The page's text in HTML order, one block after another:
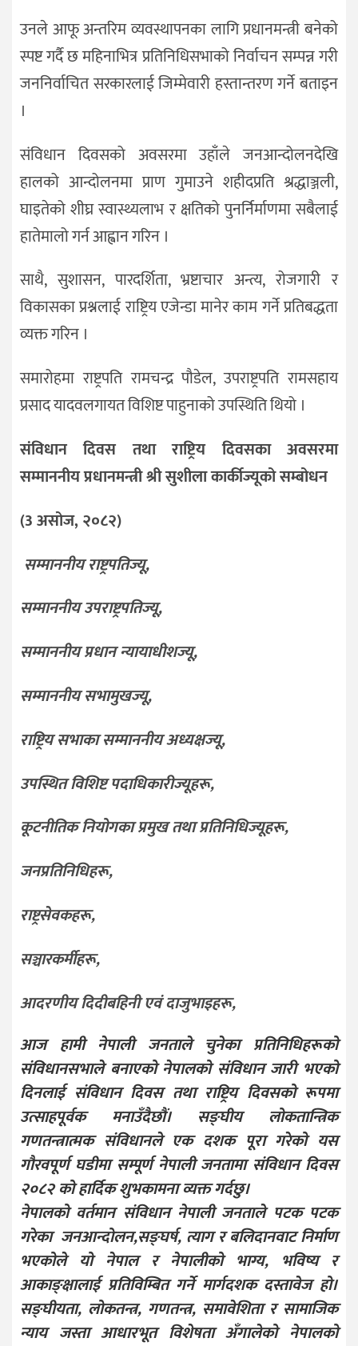
उनले आफू अन्तरिम व्यवस्थापनका लागि प्रधानमन्त्री बनेको
स्पष्ट गर्दै छ महिनाभित्र प्रतिनिधिसभाको निर्वाचन सम्पन्न गरी
जननिर्वाचित सरकारलाई जिम्मेवारी हस्तान्तरण गर्ने बताइन
।
संविधान दिवसको अवसरमा उहाँले जनआन्दोलनदेखि
हालको आन्दोलनमा प्राण गुमाउने शहीदप्रति श्रद्धाञ्जली,
घाइतेको शीघ्र स्वास्थ्यलाभ र क्षतिको पुनर्निर्माणमा सबैलाई
हातेमालो गर्न आह्वान गरिन ।
साथै, सुशासन, पारदर्शिता, भ्रष्टाचार अन्त्य, रोजगारी र
विकासका प्रश्नलाई राष्ट्रिय एजेन्डा मानेर काम गर्ने प्रतिबद्धता
व्यक्त गरिन ।
समारोहमा राष्ट्रपति रामचन्द्र पौडेल, उपराष्ट्रपति रामसहाय
प्रसाद यादवलगायत विशिष्ट पाहुनाको उपस्थिति थियो ।
संविधान दिवस तथा राष्ट्रिय दिवसका अवसरमा
सम्माननीय प्रधानमन्त्री श्री सुशीला कार्कीज्यूको सम्बोधन
(3 असोज, २०८२)
सम्माननीय राष्ट्रपतिज्यू,
सम्माननीय उपराष्ट्रपतिज्यू,
सम्माननीय प्रधान न्यायाधीशज्यू,
सम्माननीय सभामुखज्यू,
राष्ट्रिय सभाका सम्माननीय अध्यक्षज्यू,
उपस्थित विशिष्ट पदाधिकारीज्यूहरू,
कूटनीतिक नियोगका प्रमुख तथा प्रतिनिधिज्यूहरू,
जनप्रतिनिधिहरू,
राष्ट्रसेवकहरू,
सञ्चारकर्मीहरू,
आदरणीय दिदीबहिनी एवं दाजुभाइहरू,
आज हामी नेपाली जनताले चुनेका प्रतिनिधिहरूको
संविधानसभाले बनाएको नेपालको संविधान जारी भएको
दिनलाई संविधान दिवस तथा राष्ट्रिय दिवसको रूपमा
उत्साहपूर्वक मनाउँदैछौं। सङ्घीय लोकतान्त्रिक
गणतन्त्रात्मक संविधानले एक दशक पूरा गरेको यस
गौरवपूर्ण घडीमा सम्पूर्ण नेपाली जनतामा संविधान दिवस
२०८२ को हार्दिक शुभकामना व्यक्त गर्दछु।
नेपालको वर्तमान संविधान नेपाली जनताले पटक पटक
गरेका जनआन्दोलन,सङ्घर्ष, त्याग र बलिदानवाट निर्माण
भएकोले यो नेपाल र नेपालीको भाग्य, भविष्य र
आकाङ्क्षालाई प्रतिविम्बित गर्ने मार्गदशक दस्तावेज हो।
सङ्घीयता, लोकतन्त्र, गणतन्त्र, समावेशिता र सामाजिक
न्याय जस्ता आधारभूत विशेषता अँगालेको नेपालको